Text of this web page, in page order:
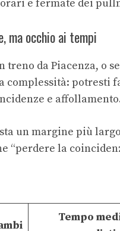
orari e fermate dei
ma occhio ai tempi
treno da Piacenza, o
complessità: potresti
e
un margine più
“perdere la
Tempo